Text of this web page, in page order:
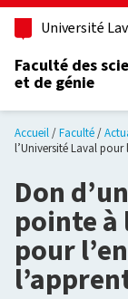
Université
Faculté des
et de génie
Accueil Faculté
l’Université Laval pour
Don
pointe à
pour